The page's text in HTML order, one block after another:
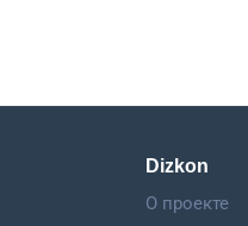
Dizkon
О проекте